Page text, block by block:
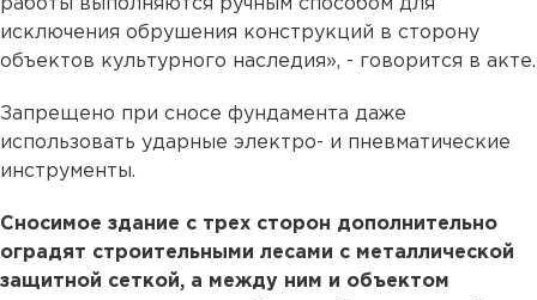
работы выполняются ручным способом для
исключения обрушения конструкций в сторону
объектов культурного наследия», - говорится в акте.
Запрещено при сносе фундамента даже
использовать ударные электро- и пневматические
инструменты.
Сносимое здание с трех сторон дополнительно
оградят строительными лесами с металлической
защитной сеткой, а между ним и объектом